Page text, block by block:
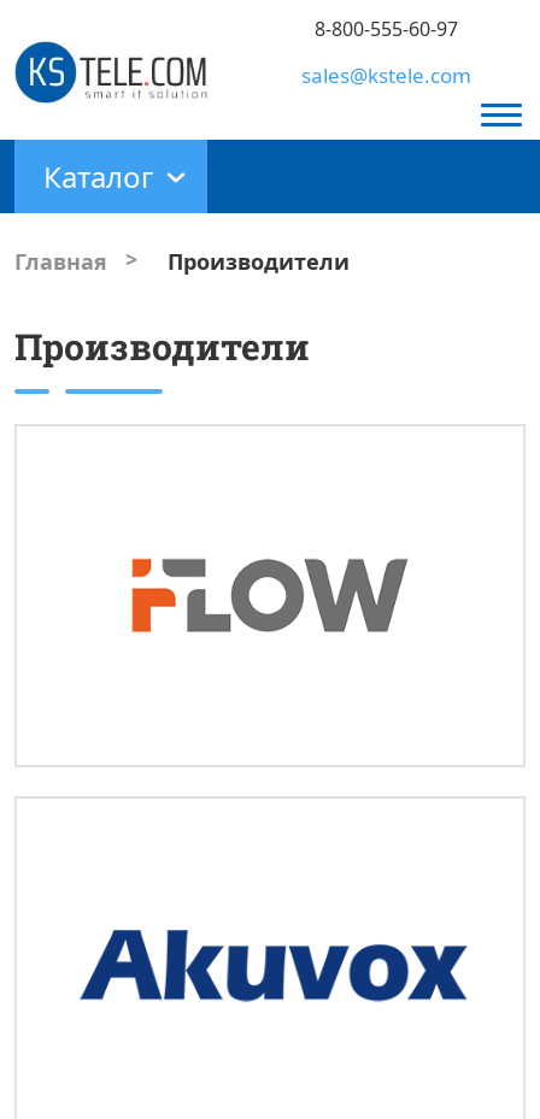
8-800-555-60-97
sales@kstele.com
Каталог
Главная > Производители
Производители